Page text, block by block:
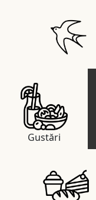
Gustări